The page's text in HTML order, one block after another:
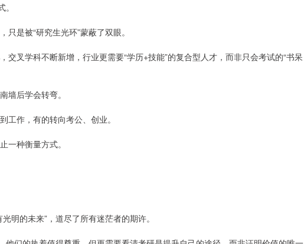
是被“研究生光环”蒙蔽了双眼。
叉学科不断新增，行业更需要“学历+技能”的复合型人才，而非只会考试的“书呆
墙后学会转弯。
工作，有的转向考公、创业。
一种衡量方式。
明的未来”，道尽了所有迷茫者的期许。